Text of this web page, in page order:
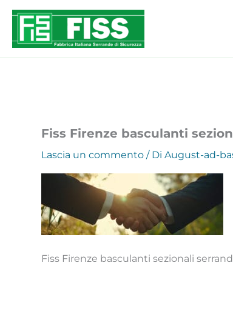
Vai
contenuto
Fiss Firenze basculanti
Lascia un commento / Di August-ad-
Fiss Firenze basculanti sezionali